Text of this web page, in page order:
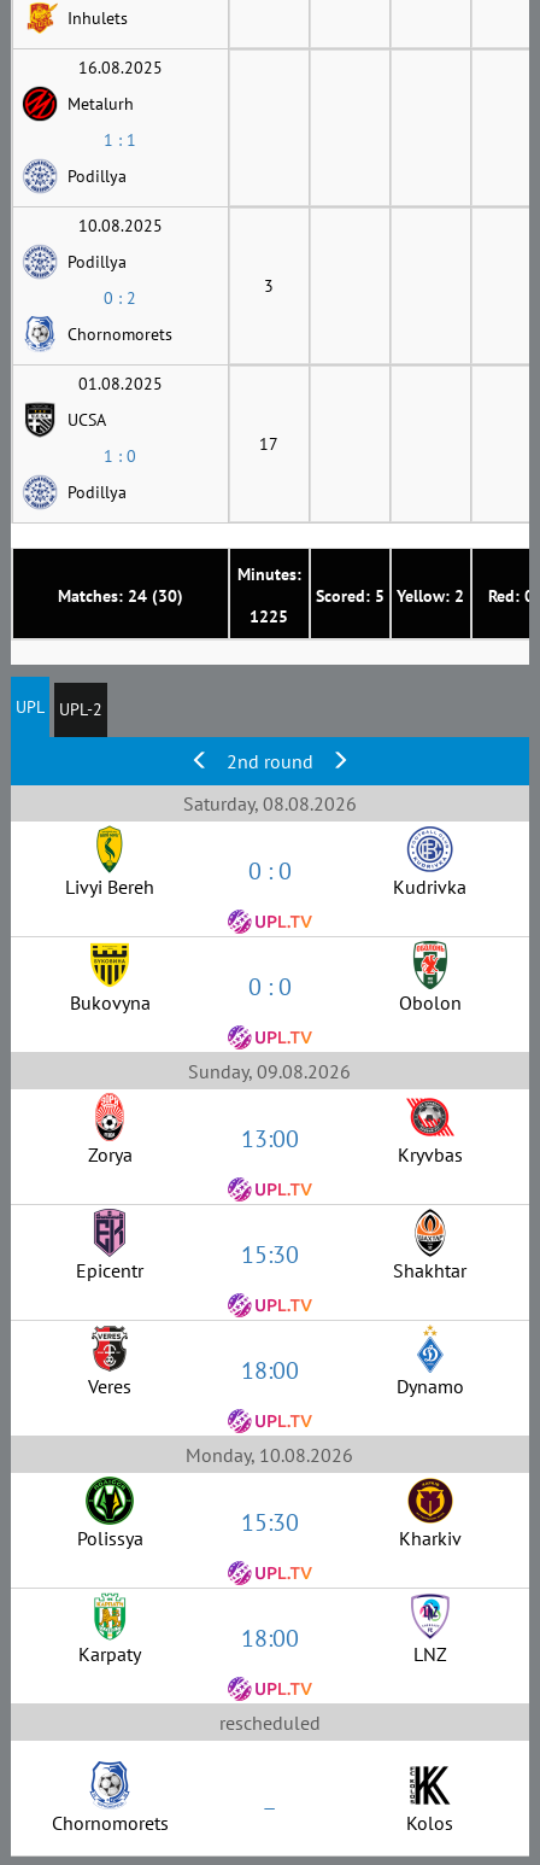
Matches: 24 (30)
Minutes:
1225
Scored: 5 Yellow: 2 Red: 0
Inhulets
16.08.2025
Metalurh
1 : 1
Podillya
10.08.2025
Podillya
0 : 2
Chornomorets
3
01.08.2025
UCSA
1 : 0
Podillya
17
UPL UPL-2
2nd round
Saturday, 08.08.2026
Livyi Bereh 0 : 0 Kudrivka
Bukovyna 0 : 0 Obolon
Sunday, 09.08.2026
Zorya 13:00 Kryvbas
Epicentr 15:30 Shakhtar
Veres 18:00 Dynamo
Monday, 10.08.2026
Polissya 15:30 Kharkiv
Karpaty 18:00 LNZ
rescheduled
Chornomorets – Kolos